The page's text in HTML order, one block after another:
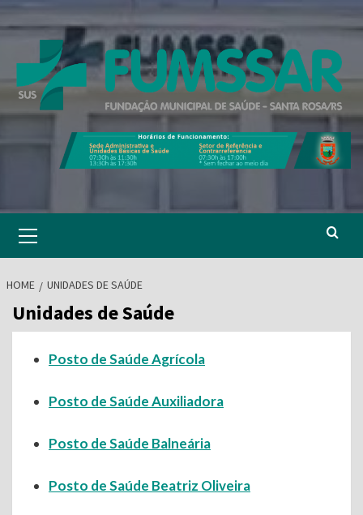
to
Menu
HOME UNIDADES DE SAÚDE
Unidades de Saúde
Posto de Saúde Agrícola
Posto de Saúde Auxiliadora
Posto de Saúde Balneária
Posto de Saúde Beatriz Oliveira